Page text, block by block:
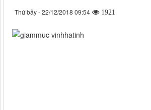
Thứ bảy - 22/12/2018 09:54 1921